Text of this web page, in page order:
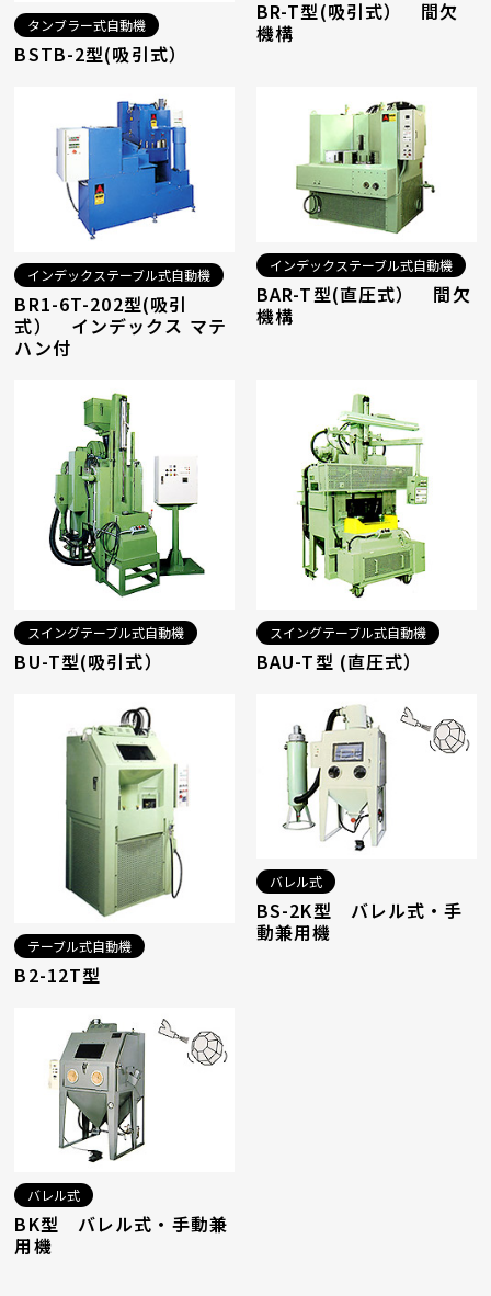
タンブラー式自動機
BSTB-2型(吸引式）
BR-T型(吸引式） 間欠
機構
インデックステーブル式自動機
BR1-6T-202型(吸引
式） インデックス マテ
ハン付
インデックステーブル式自動機
BAR-T型(直圧式） 間欠
機構
スイングテーブル式自動機
BU-T型(吸引式）
スイングテーブル式自動機
BAU-T型 (直圧式）
テーブル式自動機
B2-12T型
バレル式
BS-2K型 バレル式・手
動兼用機
バレル式
BK型 バレル式・手動兼
用機